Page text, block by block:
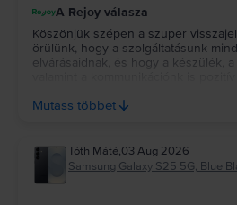
A Rejoy válasza
Köszönjük szépen a szuper
örülünk, hogy a szolgáltatásunk
elvárásaidnak, és hogy a készülék, a
jövőben is minket választasz! 💚
Mutass többet
Tóth Máté,03 Aug 2026
Samsung Galaxy S25 5G, Blue